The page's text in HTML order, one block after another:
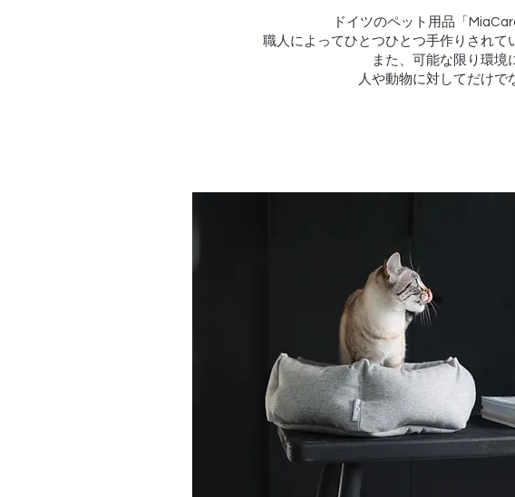
ドイツのペット用品「
職人によってひとつひとつ手作りされて
また、可能な限り環境
人や動物に対してだけで